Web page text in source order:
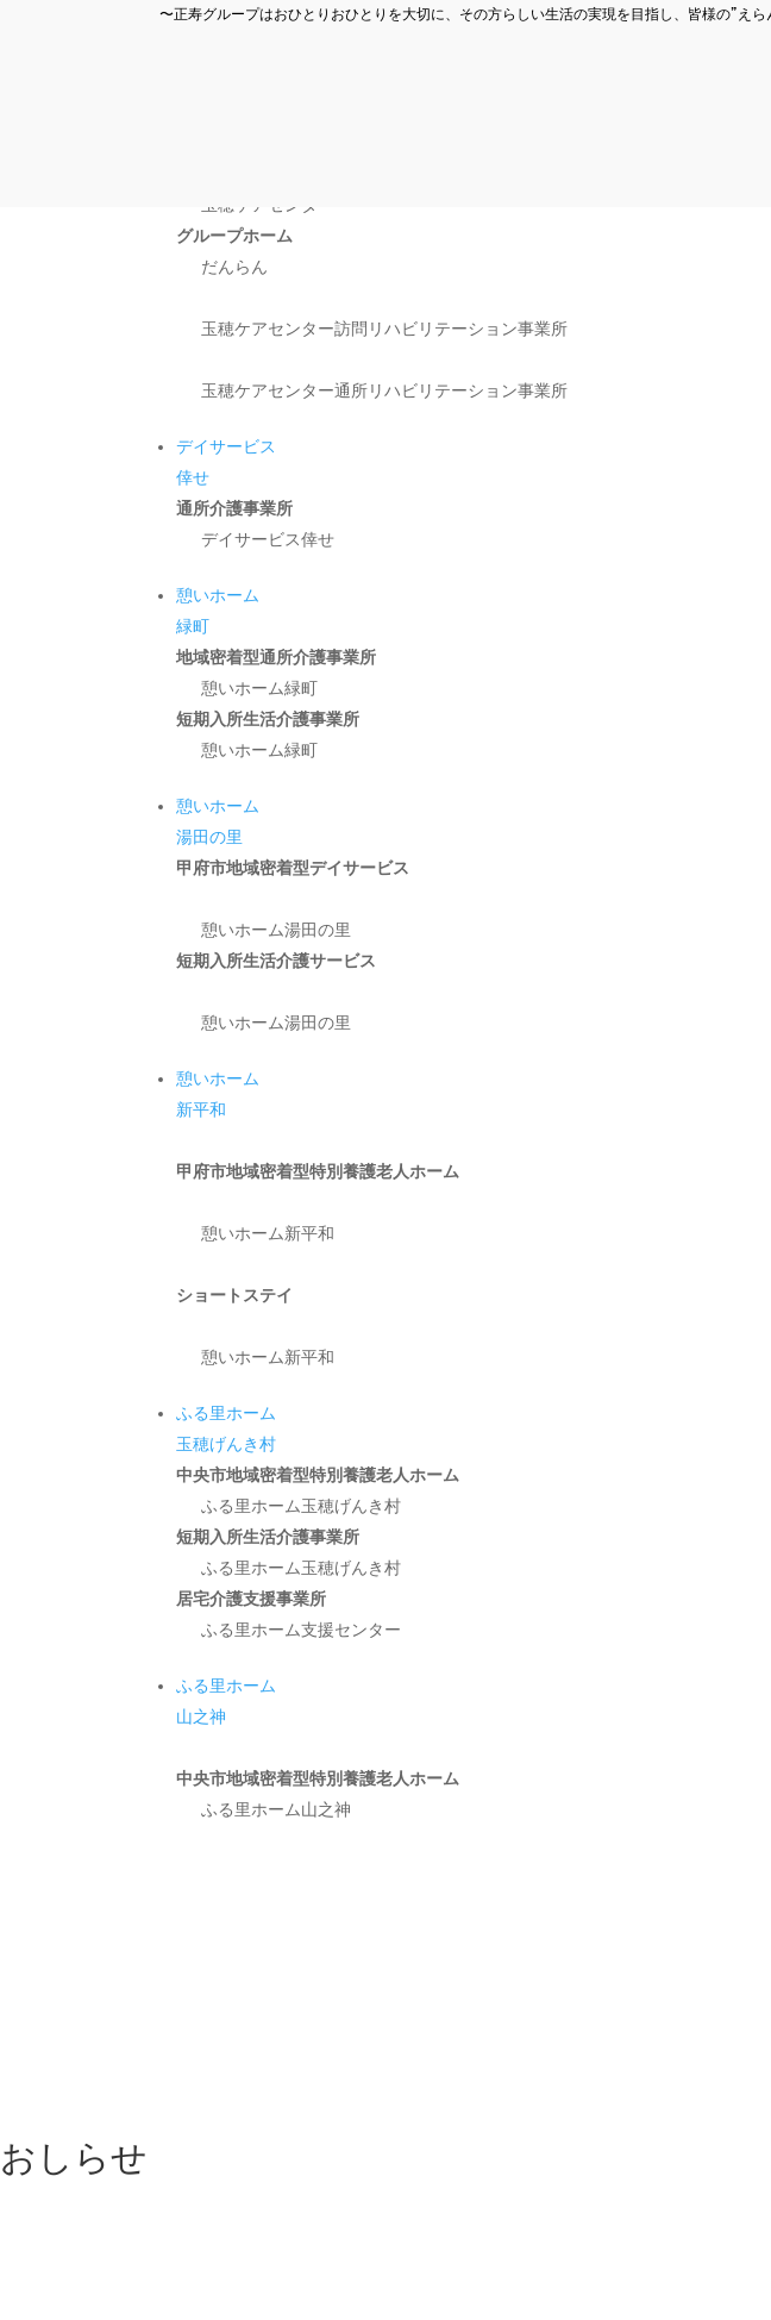
〜正寿グループはおひとりおひとりを大切に、その方らしい生活の実現を目指し、皆様の”え
玉穂ケアセンター
グループホーム
だんらん
玉穂ケアセンター訪問リハビリテーション事業所
玉穂ケアセンター通所リハビリテーション事業所
デイサービス
倖せ
通所介護事業所
デイサービス倖せ
憩いホーム
緑町
地域密着型通所介護事業所
憩いホーム緑町
短期入所生活介護事業所
憩いホーム緑町
憩いホーム
湯田の里
甲府市地域密着型デイサービス
憩いホーム湯田の里
短期入所生活介護サービス
憩いホーム湯田の里
憩いホーム
新平和
甲府市地域密着型特別養護老人ホーム
憩いホーム新平和
ショートステイ
憩いホーム新平和
ふる里ホーム
玉穂げんき村
中央市地域密着型特別養護老人ホーム
ふる里ホーム玉穂げんき村
短期入所生活介護事業所
ふる里ホーム玉穂げんき村
居宅介護支援事業所
ふる里ホーム支援センター
ふる里ホーム
山之神
中央市地域密着型特別養護老人ホーム
ふる里ホーム山之神
おしらせ